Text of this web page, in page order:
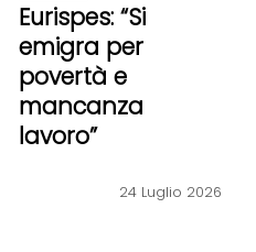
Eurispes: “Si
emigra per
povertà e
mancanza
lavoro”
24 Luglio 2026